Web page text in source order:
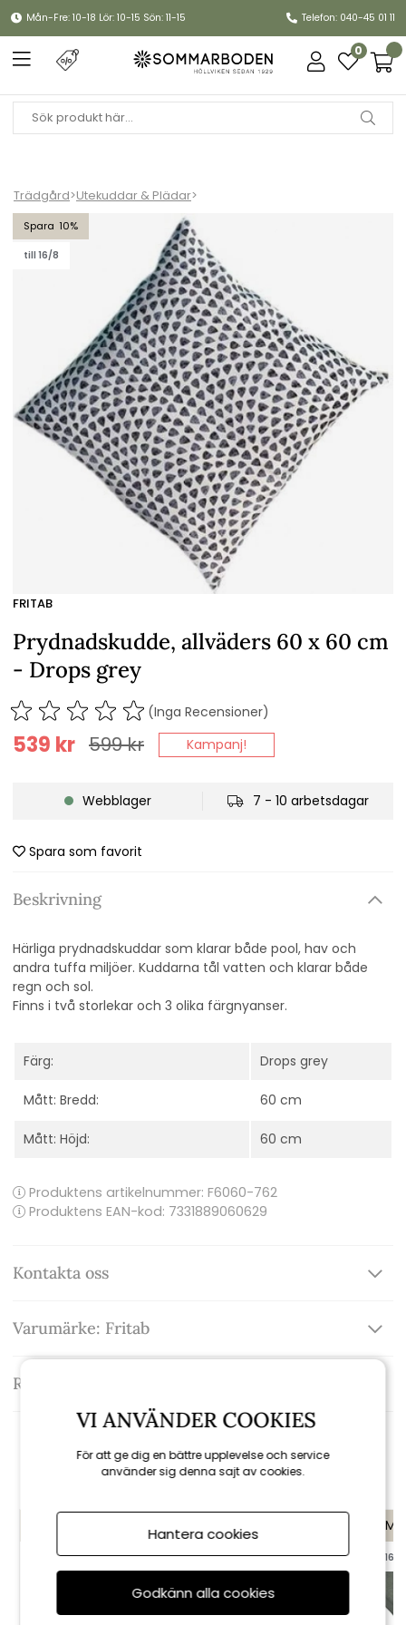
Mån-Fre: 10-18 Lör: 10-15 Sön: 11-15 Telefon: 040-45 01 11
0
Trädgård>Utekuddar & Plädar>
10
till 16/8
Prydnadskudde, allväders 60 x 60 cm - Drops grey
FRITAB
Prydnadskudde, allväders 60 x 60 cm
- Drops grey
(Inga Recensioner)
599kr
539 kr Kampanj!
Webblager 7 - 10 arbetsdagar
Spara som favorit
Beskrivning
Härliga prydnadskuddar som klarar både pool, hav och
andra tuffa miljöer. Kuddarna tål vatten och klarar både
regn och sol.
Finns i två storlekar och 3 olika färgnyanser.
Färg: Drops grey
Mått: Bredd: 60 cm
Mått: Höjd: 60 cm
Produktens artikelnummer: F6060-762
Produktens EAN-kod: 7331889060629
Kontakta oss
Varumärke: Fritab
Recensioner
Rekommenderade tillbehör
till 16/8
KAMPANJ
till 16/8 till 16/8
VI ANVÄNDER COOKIES
För att ge dig en bättre upplevelse och service
använder sig denna sajt av cookies.
Hantera cookies
Godkänn alla cookies